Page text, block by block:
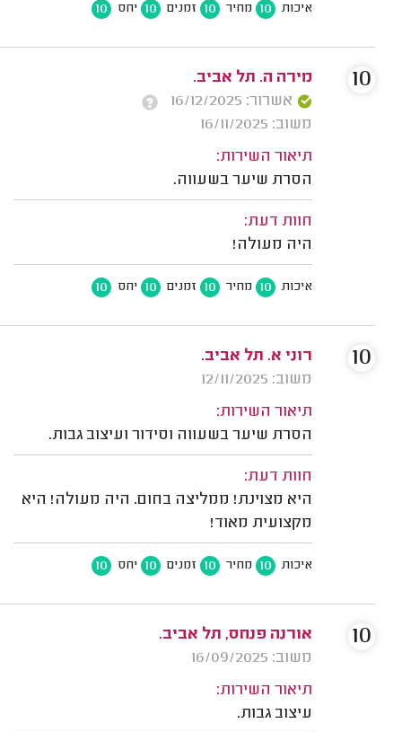
איכות 10 מחיר 10 זמנים 10 יחס 10
מירה ה. תל אביב.
אשרור: 16/12/2025
משוב: 16/11/2025
תיאור השירות:
הסרת שיער בשעווה.
חוות דעת:
היה מעולה!
איכות 10 מחיר 10 זמנים 10 יחס 10
10
רוני א. תל אביב.
משוב: 12/11/2025
תיאור השירות:
הסרת שיער בשעווה וסידור ועיצוב גבות.
חוות דעת:
היא מצוינת! ממליצה בחום. היה מעולה! היא
מקצועית מאוד!
איכות 10 מחיר 10 זמנים 10 יחס 10
10
אורנה פנחס, תל אביב.
משוב: 16/09/2025
תיאור השירות:
עיצוב גבות.
10